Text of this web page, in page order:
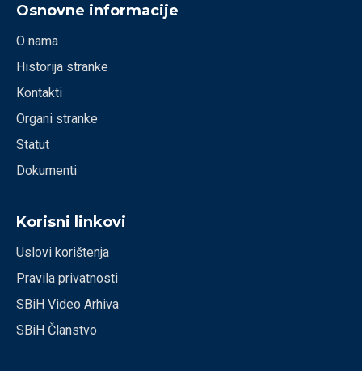
Osnovne informacije
O nama
Historija stranke
Kontakti
Organi stranke
Statut
Dokumenti
Korisni linkovi
Uslovi korištenja
Pravila privatnosti
SBiH Video Arhiva
SBiH Članstvo